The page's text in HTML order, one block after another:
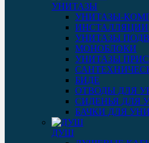
УНИТАЗЫ
УНИТАЗЫ-
ИНСТАЛЛЯЦИИ
УНИТАЗЫ
МОНОБЛОКИ
УНИТАЗЫ
БИДЕ
ОТВОДЫ ДЛЯ
СИДЕНЬЯ ДЛЯ
БАЧКИ ДЛЯ
ДУШ